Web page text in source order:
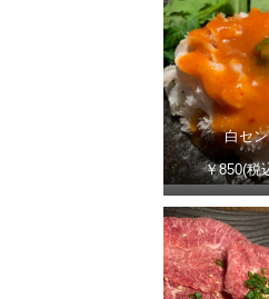
白セ
￥850(税